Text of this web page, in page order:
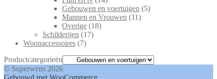
Gebouwen en voertuigen (5)
Mannen en Vrouwen (11)
Overige (18)
Schilderijen (17)
Woonaccessoires (7)
Productcategorieën
© Superwens 2026
Gebouwd met WooCommerce